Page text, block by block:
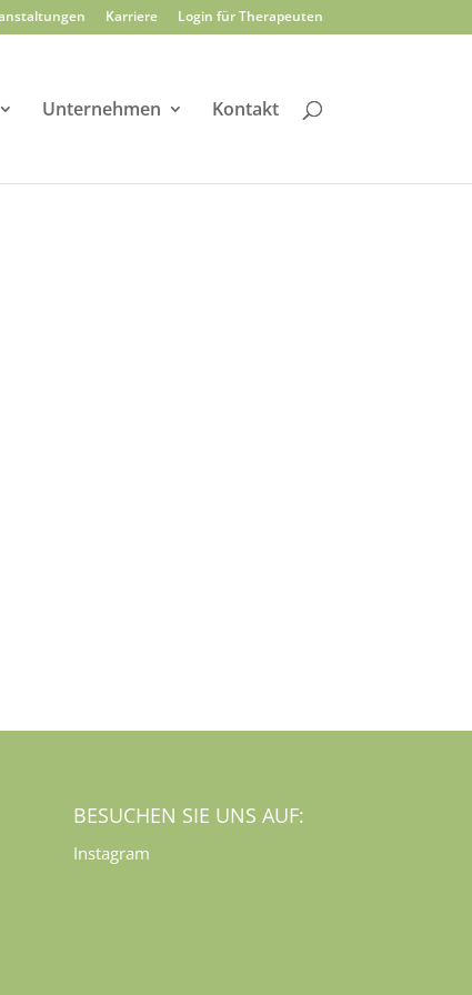
Karriere Login für Therapeuten
Unternehmen Kontakt
BESUCHEN SIE UNS AUF:
Instagram